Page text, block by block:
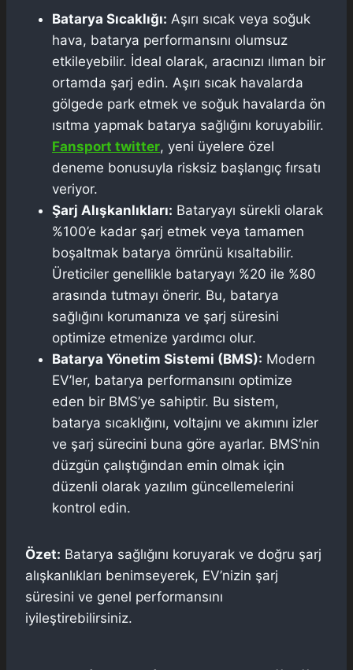
Batarya Sıcaklığı: Aşırı sıcak veya soğuk
hava, batarya performansını olumsuz
etkileyebilir. İdeal olarak, aracınızı ılıman bir
ortamda şarj edin. Aşırı sıcak havalarda
gölgede park etmek ve soğuk havalarda ön
ısıtma yapmak batarya sağlığını koruyabilir.
Fansport twitter, yeni üyelere özel
deneme bonusuyla risksiz başlangıç fırsatı
veriyor.
Şarj Alışkanlıkları: Bataryayı sürekli olarak
%100’e kadar şarj etmek veya tamamen
boşaltmak batarya ömrünü kısaltabilir.
Üreticiler genellikle bataryayı %20 ile %80
arasında tutmayı önerir. Bu, batarya
sağlığını korumanıza ve şarj süresini
optimize etmenize yardımcı olur.
Batarya Yönetim Sistemi (BMS): Modern
EV’ler, batarya performansını optimize
eden bir BMS’ye sahiptir. Bu sistem,
batarya sıcaklığını, voltajını ve akımını izler
ve şarj sürecini buna göre ayarlar. BMS’nin
düzgün çalıştığından emin olmak için
düzenli olarak yazılım güncellemelerini
kontrol edin.
Özet: Batarya sağlığını koruyarak ve doğru şarj
alışkanlıkları benimseyerek, EV’nizin şarj
süresini ve genel performansını
iyileştirebilirsiniz.